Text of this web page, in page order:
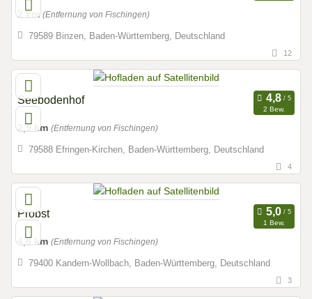
2 km(Entfernung von Fischingen)
79589 Binzen, Baden-Württemberg, Deutschland
12
Seebodenhof
2 Bew.
2,5 km (Entfernung von Fischingen)
79588 Efringen-Kirchen, Baden-Württemberg, Deutschland
4
Probst
1 Bew.
4,6 km (Entfernung von Fischingen)
79400 Kandern-Wollbach, Baden-Württemberg, Deutschland
3